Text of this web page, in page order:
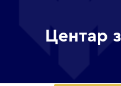
Центар